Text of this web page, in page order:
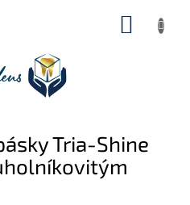
Tria-Shine